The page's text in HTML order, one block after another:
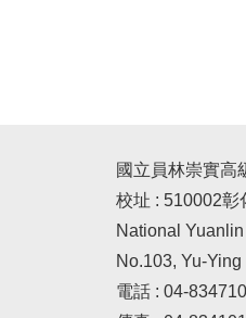
國立員林崇實高
校址 : 510002彰
National
No.103, Yu-
電話 : 04-